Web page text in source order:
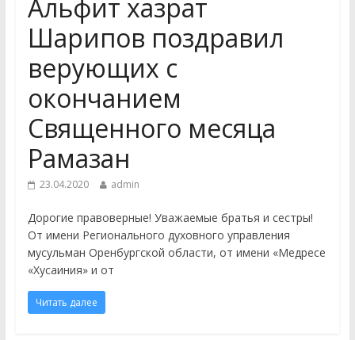
отделения Духовной
профессиональной
образовательной организации
«Медресе «Хусаиния» Амир (Эдуард)
Всероссийской научно-практической
конференции студентов
«Камалийские чтения», которая
27 ноября студенты 2 и 3 курса
«Хусаиния» провели генеральную
уборку в Центральной Соборной
мечети г. Оренбурга и в «Медресе
Альфит хазрат
Шарипов поздравил
верующих с
окончанием
Священного месяца
Рамазан
23.04.2020 admin
Дорогие правоверные! Уважаемые братья и сестры!
От имени Регионального духовного управления
мусульман Оренбургской области, от имени «Медресе
«Хусаиния» и от
Читать далее